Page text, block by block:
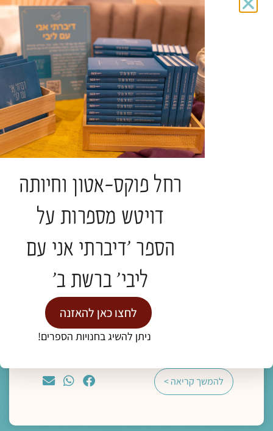
בזמני עייפות הלב
הרב פרופ' אלי הולצר
תגיות:כנס חברוּת
להמשך קריאה >
מדיה
ליווי רוחני והגות
"מצאו משכן בתוך נפשותיכם, פנימה"- מסע
פואטי אל הדרך הביתה
להמשך קריאה >
רחל פוקס-אטון וחיותה
דויטש מספרות על
הספר 'דיברתי אני עם
ליבי' ברשת ב'
לחצו כאן להאזנה
ניתן להשיג בחנויות הספרים!